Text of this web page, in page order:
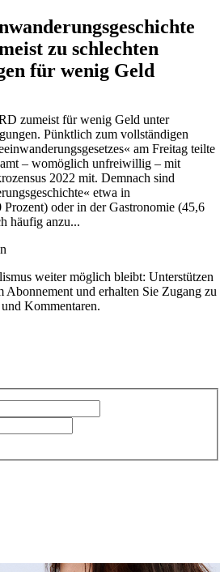
zu schlechten
für wenig Geld
zumeist für wenig Geld unter
Pünktlich zum vollständigen
am Freitag teilte
– womöglich unfreiwillig – mit
2022 mit. Demnach sind
etwa in
oder in der Gastronomie (45,6
häufig anzu...
weiter möglich bleibt: Unterstützen
Abonnement und erhalten Sie Zugang zu
Kommentaren.